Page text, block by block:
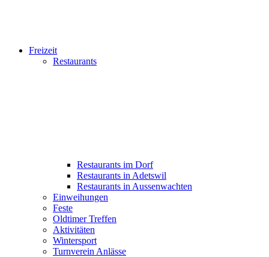
Freizeit
Restaurants
Restaurants im Dorf
Restaurants in Adetswil
Restaurants in Aussenwachten
Einweihungen
Feste
Oldtimer Treffen
Aktivitäten
Wintersport
Turnverein Anlässe